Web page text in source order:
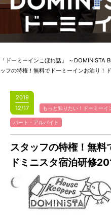
「ドーミーインこぼれ話」 ～DOMINISTA
ッフの特権！無料でドーミーインお泊り！
2019
12/17
もっと知りたい！ドーミーイ
パート・アルバイト
スタッフの特権！無料
ドミニスタ宿泊研修